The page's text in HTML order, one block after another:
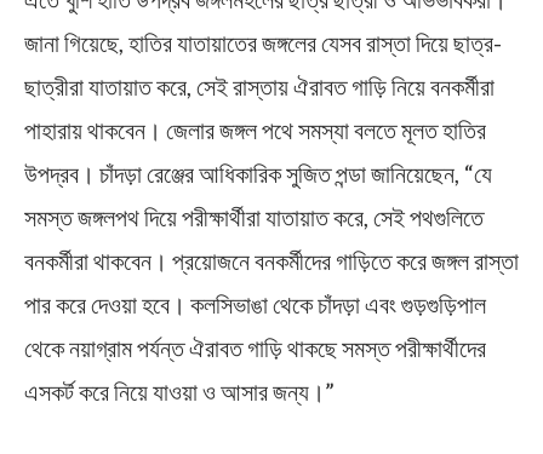
জানা গিয়েছে, হাতির যাতায়াতের জঙ্গলের যেসব রাস্তা দিয়ে ছাত্র-
ছাত্রীরা যাতায়াত করে, সেই রাস্তায় ঐরাবত গাড়ি নিয়ে বনকর্মীরা
পাহারায় থাকবেন। জেলার জঙ্গল পথে সমস্যা বলতে মূলত হাতির
উপদ্রব। চাঁদড়া রেঞ্জের আধিকারিক সুজিত পন্ডা জানিয়েছেন, “যে
সমস্ত জঙ্গলপথ দিয়ে পরীক্ষার্থীরা যাতায়াত করে, সেই পথগুলিতে
বনকর্মীরা থাকবেন। প্রয়োজনে বনকর্মীদের গাড়িতে করে জঙ্গল রাস্তা
পার করে দেওয়া হবে। কলসিভাঙা থেকে চাঁদড়া এবং গুড়গুড়িপাল
থেকে নয়াগ্রাম পর্যন্ত ঐরাবত গাড়ি থাকছে সমস্ত পরীক্ষার্থীদের
এসকর্ট করে নিয়ে যাওয়া ও আসার জন্য।”